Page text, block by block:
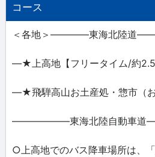
コース
＜各地＞――――東海北陸
―★上高地【フリータイム/約
―★飛騨高山お土産処・惣市
――――――東海北陸自動車道
○上高地でのバス降車場所は、